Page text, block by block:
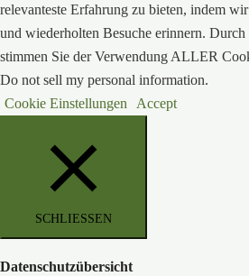
relevanteste Erfahrung zu bieten, indem
und wiederholten Besuche erinnern.
stimmen Sie der Verwendung ALLER
Do not sell my personal information.
Cookie Einstellungen
Accept
SCHLIESSEN
Datenschutzübersicht